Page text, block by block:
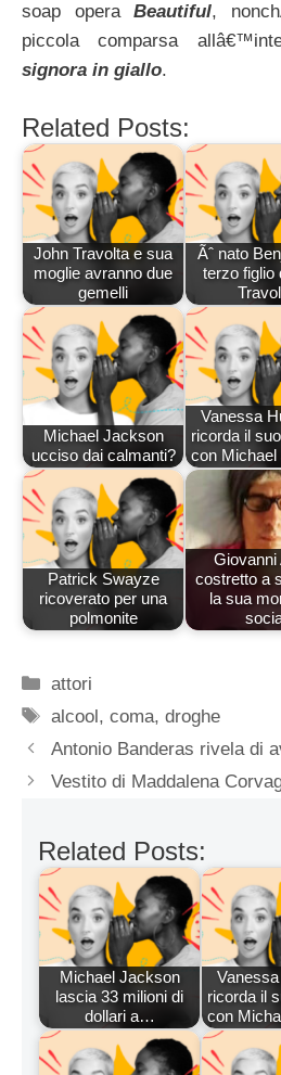
soap opera Beautiful,
piccola comparsa
signora in giallo.
Related Posts:
John Travolta e sua
moglie avranno due
gemelli
Ãˆ nato
terzo figlio
Michael Jackson
ucciso dai calmanti?
Vanessa
ricorda il
con
Patrick Swayze
ricoverato per una
polmonite
Giovanni
costretto a
la sua
Categorie
attori
Tag
alcool,coma,droghe
Antonio Banderas rivela di
Vestito di Maddalena
Related Posts:
Michael Jackson
lascia 33 milioni di
dollari a…
ricorda il
con